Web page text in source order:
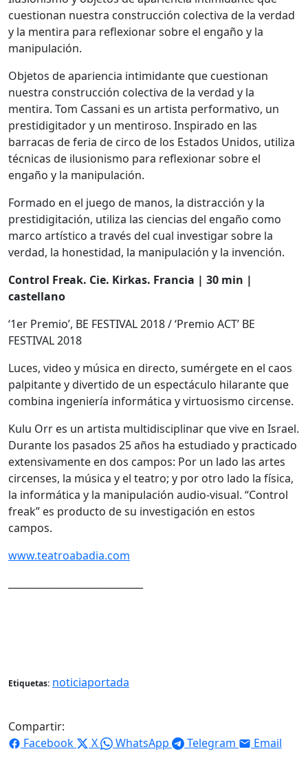
cuestionan nuestra construcción colectiva de la verdad
y la mentira para reflexionar sobre el engaño y la
manipulación.
Objetos de apariencia intimidante que cuestionan
nuestra construcción colectiva de la verdad y la
mentira. Tom Cassani es un artista performativo, un
prestidigitador y un mentiroso. Inspirado en las
barracas de feria de circo de los Estados Unidos, utiliza
técnicas de ilusionismo para reflexionar sobre el
engaño y la manipulación.
Formado en el juego de manos, la distracción y la
prestidigitación, utiliza las ciencias del engaño como
marco artístico a través del cual investigar sobre la
verdad, la honestidad, la manipulación y la invención.
Control Freak. Cie. Kirkas. Francia | 30 min |
castellano
‘1er Premio’, BE FESTIVAL 2018 / ‘Premio ACT’ BE
FESTIVAL 2018
Luces, video y música en directo, sumérgete en el caos
palpitante y divertido de un espectáculo hilarante que
combina ingeniería informática y virtuosismo circense.
Kulu Orr es un artista multidisciplinar que vive en Israel.
Durante los pasados 25 años ha estudiado y practicado
extensivamente en dos campos: Por un lado las artes
circenses, la música y el teatro; y por otro lado la física,
la informática y la manipulación audio-visual. “Control
freak” es producto de su investigación en estos
campos.
www.teatroabadia.com
Etiquetas: noticiaportada
Compartir:
Facebook
X WhatsApp Telegram Email